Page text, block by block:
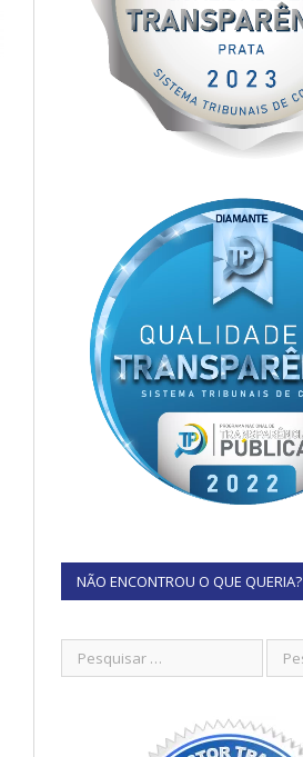
NÃO ENCONTROU O QUE QUERIA?